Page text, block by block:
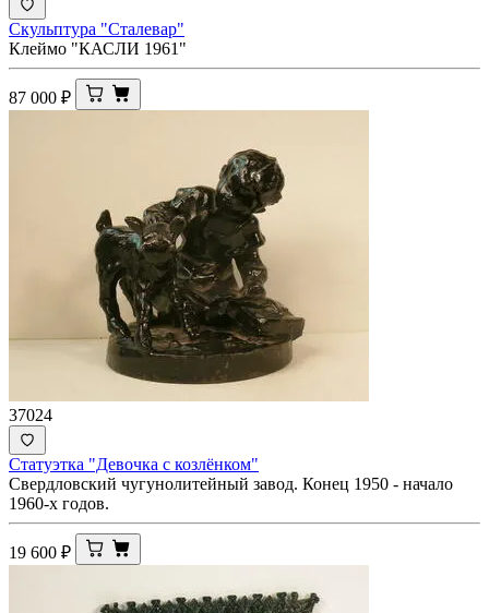
Скульптура "Сталевар"
Клеймо "КАСЛИ 1961"
87 000 ₽
37024
Статуэтка "Девочка с козлёнком"
Свердловский чугунолитейный завод. Конец 1950 - начало
1960-х годов.
19 600 ₽